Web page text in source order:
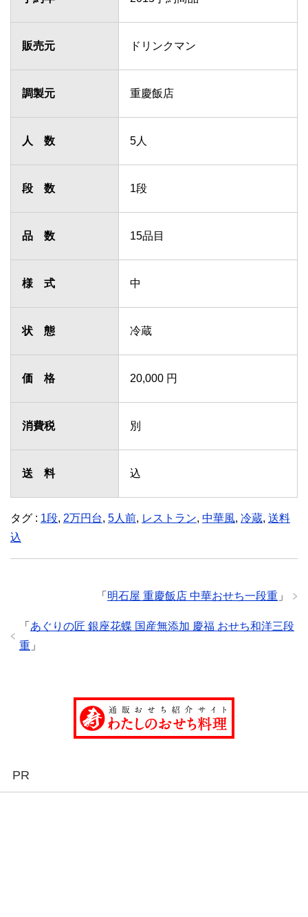
販売元 ドリンクマン
調製元 重慶飯店
人 数 5人
段 数 1段
品 数 15品目
様 式 中
状 態 冷蔵
価 格 20,000 円
消費税 別
送 料 込
タグ : 1段, 2万円台, 5人前, レストラン, 中華風, 冷蔵, 送料
込
「 明石屋 重慶飯店 中華おせち一段重 」
「 あぐりの匠 銀座花蝶 国産無添加 慶福 おせち和洋三段
重 」
PR